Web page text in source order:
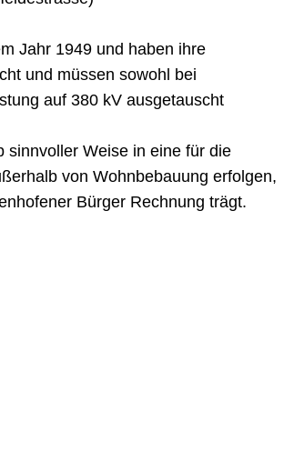
Jahr 1949 und haben ihre
und müssen sowohl bei
auf 380 kV ausgetauscht
sinnvoller Weise in eine für die
von Wohnbebauung erfolgen,
Bürger Rechnung trägt.